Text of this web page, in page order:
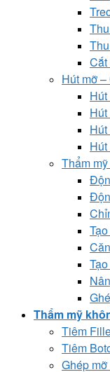
Cắt
Hút mỡ
Thẩm
Thẩm mỹ
Tiêm
Tiêm
Ghép mỡ